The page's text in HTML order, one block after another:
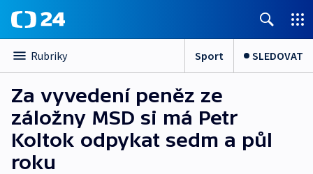
Rubriky Sport SLEDOVAT
Za vyvedení peněz ze
záložny MSD si má Petr
Koltok odpykat sedm a půl
roku